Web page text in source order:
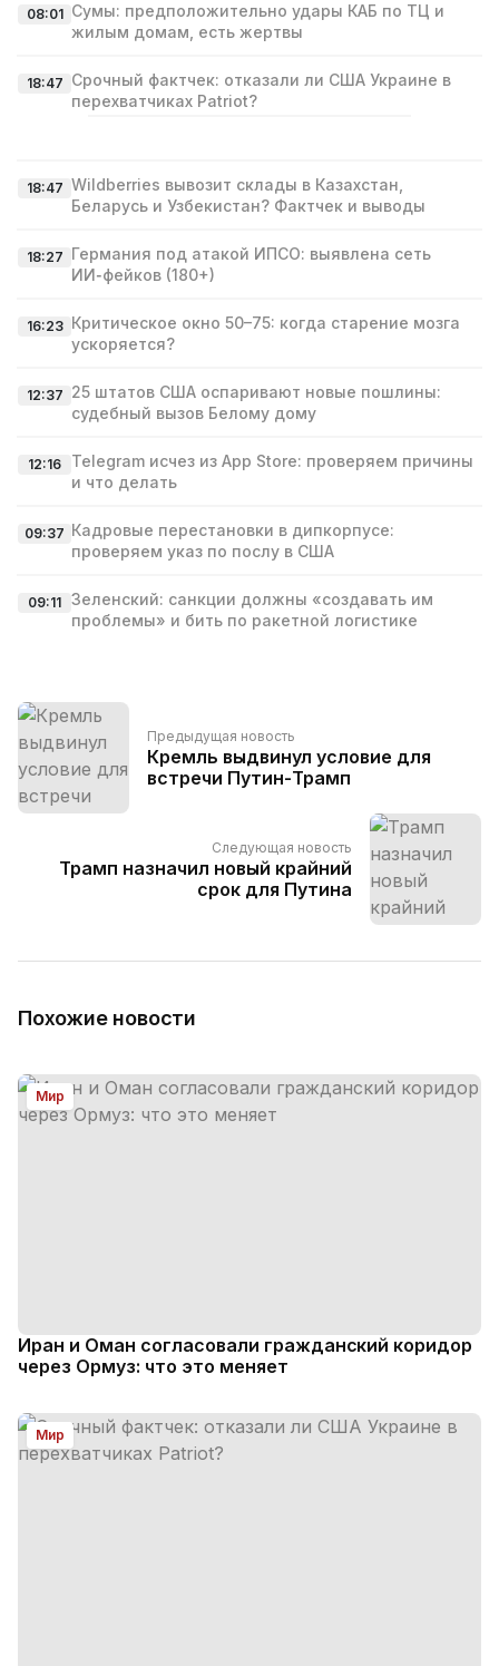
08:01 Сумы: предположительно удары КАБ по ТЦ и
жилым домам, есть жертвы
18:47 Срочный фактчек: отказали ли США Украине в
перехватчиках Patriot?
18:47 Wildberries вывозит склады в Казахстан,
Беларусь и Узбекистан? Фактчек и выводы
18:27 Германия под атакой ИПСО: выявлена сеть
ИИ‑фейков (180+)
16:23 Критическое окно 50–75: когда старение мозга
ускоряется?
12:37 25 штатов США оспаривают новые пошлины:
судебный вызов Белому дому
12:16
Telegram исчез из App Store: проверяем причины
и что делать
09:37 Кадровые перестановки в дипкорпусе:
проверяем указ по послу в США
09:11 Зеленский: санкции должны «создавать им
проблемы» и бить по ракетной логистике
Предыдущая новость
Кремль выдвинул условие для
встречи Путин-Трамп
Следующая новость
Трамп назначил новый крайний
срок для Путина
Похожие новости
Мир
Иран и Оман согласовали гражданский коридор
через Ормуз: что это меняет
Мир